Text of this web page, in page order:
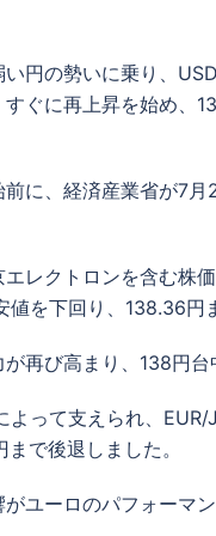
円の勢いに乗り、
ぐに再上昇を始め、
に、経済産業省が7
レクトロンを含む株
値を下回り、138.36円
が再び高まり、138円
よって支えられ、
で後退しました。
ユーロのパフォーマ